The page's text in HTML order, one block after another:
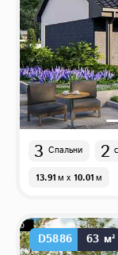
3 Спальни 2
13.91м x 10.01м
D5886
63 м²